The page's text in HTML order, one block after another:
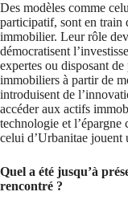
Des modèles comme
participatif, sont en train
immobilier. Leur rôle
démocratisent
expertes ou disposant
immobiliers à partir de
introduisent de
accéder aux actifs
technologie et l’épargne
celui d’Urbanitae jouent
Quel a été jusqu’à
rencontré ?